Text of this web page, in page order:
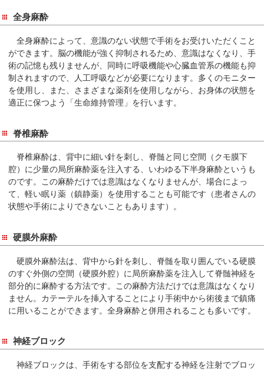
ニ
ュ
ー
へ
移
動
し
す
全身麻酔
全身麻酔によって、意識のない状態で手術をお受けいただくこと
ができます。脳の機能が強く抑制されるため、意識はなくなり、手
術の記憶も残りませんが、同時に呼吸機能や心臓血管系の機能も抑
制されますので、人工呼吸などが必要になります。多くのモニター
を使用し、また、さまざまな薬剤を使用しながら、お身体の状態を
適正に保つよう「生命維持管理」を行います。
脊椎麻酔
脊椎麻酔は、背中に細い針を刺し、脊髄と同じ空間（クモ膜下
腔）に少量の局所麻酔薬を注入する、いわゆる下半身麻酔というも
のです。この麻酔だけでは意識はなくなりませんが、場合によっ
て、軽い眠り薬（鎮静薬）を使用することも可能です（患者さんの
状態や手術によりできないこともあります）。
硬膜外麻酔
硬膜外麻酔法は、背中から針を刺し、脊髄を取り囲んでいる硬膜
のすぐ外側の空間（硬膜外腔）に局所麻酔薬を注入して脊髄神経を
部分的に麻酔する方法です。この麻酔方法だけでは意識はなくなり
ません。カテーテルを挿入することにより手術中から術後まで鎮痛
に用いることができます。全身麻酔と併用されることも多いです。
神経ブロック
神経ブロックは、手術をする部位を支配する神経を注射でブロッ